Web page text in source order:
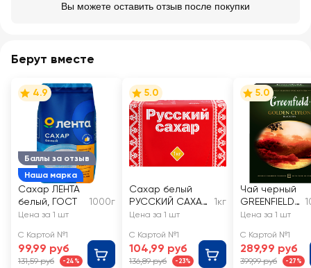
Вы можете оставить отзыв после покупки
Берут вместе
Баллы за отзыв
Наша марка
4.9
Сахар ЛЕНТА
белый, ГОСТ
1000г
Цена за 1 шт
С Картой №1
99,99 руб
131,59 руб -24%
5.0
Сахар белый
РУССКИЙ САХАР
кусковой
1кг
Цена за 1 шт
С Картой №1
104,99 руб
136,89 руб -23%
5.0
Чай черный
GREENFIELD
Golden
Цейлонский
Цена за 1 шт
С Картой №1
289,99 руб
399,99 руб -27%